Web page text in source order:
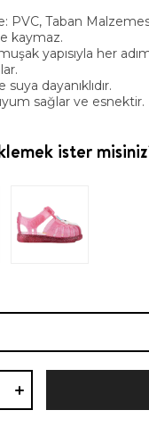
PVC, Taban
kaymaz.
yapısıyla her
dayanıklıdır.
sağlar ve esnektir.
ister